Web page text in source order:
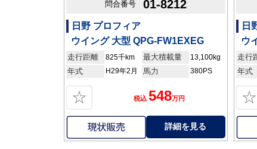
問合番号 01-8212
日野 プロフィア
ウイング 大型 QPG-FW1EXEG
走行距離 825千km 最大積載量 13,100kg
年式 H29年2月 馬力 380PS
☆ 税込 548万円
詳細を見る
日
ウ
走行
年式
☆